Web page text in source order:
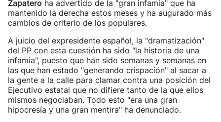
Zapatero ha advertido de la "gran infamia" que ha
mantenido la derecha estos meses y ha augurado más
cambios de criterio de los populares.
A juicio del expresidente español, la "dramatización"
del PP con esta cuestión ha sido "la historia de una
infamia", puesto que han sido semanas y semanas en
las que han estado "generando crispación" al sacar a
la gente a la calle para clamar contra una posición del
Ejecutivo estatal que no difiere tanto de la que ellos
mismos negociaban. Todo esto "era una gran
hipocresía y una gran mentira" ha denunciado.